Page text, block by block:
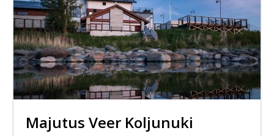
Majutus Veer Koljunuki